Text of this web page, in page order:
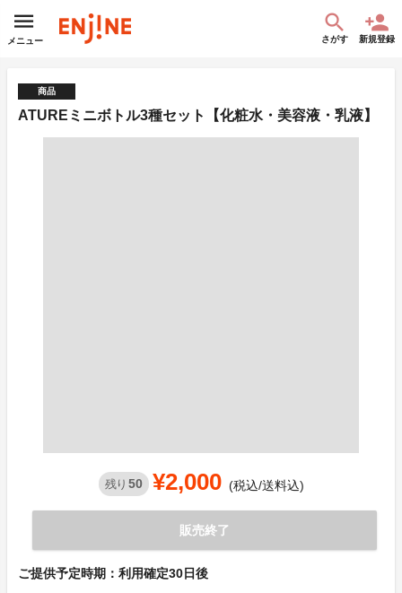
メニュー さがす 新規登録
商品
ATUREミニボトル3種セット【化粧水・美容液・乳液】
残り 50 ¥2,000 (税込/送料込)
販売終了
ご提供予定時期：利用確定30日後